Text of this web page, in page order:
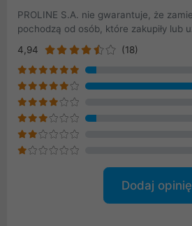
PROLINE S.A. nie gwarantuje, że
pochodzą od osób, które zakupiły lub
4,94
(18)
Dodaj opinię